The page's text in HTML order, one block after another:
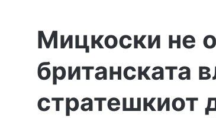
Мицкоски не
британската
стратешкиот